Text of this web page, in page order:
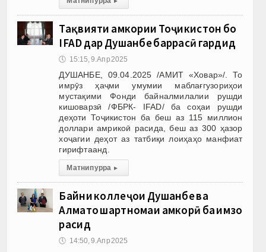
Тақвияти ҳамкории Тоҷикистон бо
IFAD дар Душанбе баррасӣ гардид
🕔 15:15, 9.Апр 2025
ДУШАНБЕ, 09.04.2025 /АМИТ «Ховар»/. То
имрӯз ҳаҷми умумии маблағгузориҳои
мустақими Фонди байналмилалии рушди
кишоварзӣ /ФБРК- IFAD/ ба соҳаи рушди
деҳоти Тоҷикистон ба беш аз 115 миллион
доллари амрикоӣ расида, беш аз 300 ҳазор
хоҷагии деҳот аз татбиқи лоиҳаҳо манфиат
гирифтаанд.
Матни пурра ▸
Байни коллеҷҳои Душанбе ва
Алмато шартномаи ҳамкорӣ ба имзо
расид
🕔 14:50, 9.Апр 2025